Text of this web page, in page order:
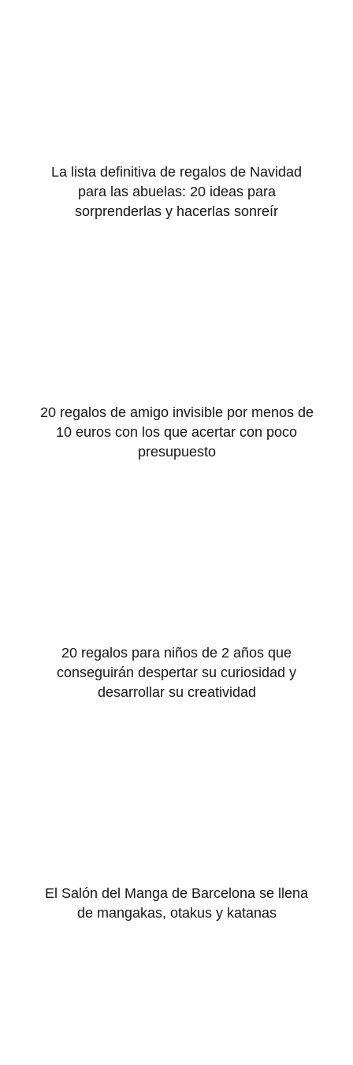
La lista definitiva de regalos de Navidad
para las abuelas: 20 ideas para
sorprenderlas y hacerlas sonreír
20 regalos de amigo invisible por menos de
10 euros con los que acertar con poco
presupuesto
20 regalos para niños de 2 años que
conseguirán despertar su curiosidad y
desarrollar su creatividad
El Salón del Manga de Barcelona se llena
de mangakas, otakus y katanas